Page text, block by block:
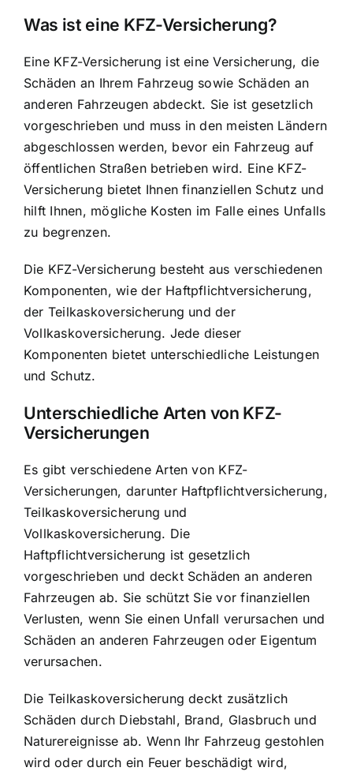
Was ist eine KFZ-Versicherung?
Eine KFZ-Versicherung ist eine Versicherung, die
Schäden an Ihrem Fahrzeug sowie Schäden an
anderen Fahrzeugen abdeckt. Sie ist gesetzlich
vorgeschrieben und muss in den meisten Ländern
abgeschlossen werden, bevor ein Fahrzeug auf
öffentlichen Straßen betrieben wird. Eine KFZ-
Versicherung bietet Ihnen finanziellen Schutz und
hilft Ihnen, mögliche Kosten im Falle eines Unfalls
zu begrenzen.
Die KFZ-Versicherung besteht aus verschiedenen
Komponenten, wie der Haftpflichtversicherung,
der Teilkaskoversicherung und der
Vollkaskoversicherung. Jede dieser
Komponenten bietet unterschiedliche Leistungen
und Schutz.
Unterschiedliche Arten von KFZ-
Versicherungen
Es gibt verschiedene Arten von KFZ-
Versicherungen, darunter Haftpflichtversicherung,
Teilkaskoversicherung und
Vollkaskoversicherung. Die
Haftpflichtversicherung ist gesetzlich
vorgeschrieben und deckt Schäden an anderen
Fahrzeugen ab. Sie schützt Sie vor finanziellen
Verlusten, wenn Sie einen Unfall verursachen und
Schäden an anderen Fahrzeugen oder Eigentum
verursachen.
Die Teilkaskoversicherung deckt zusätzlich
Schäden durch Diebstahl, Brand, Glasbruch und
Naturereignisse ab. Wenn Ihr Fahrzeug gestohlen
wird oder durch ein Feuer beschädigt wird,